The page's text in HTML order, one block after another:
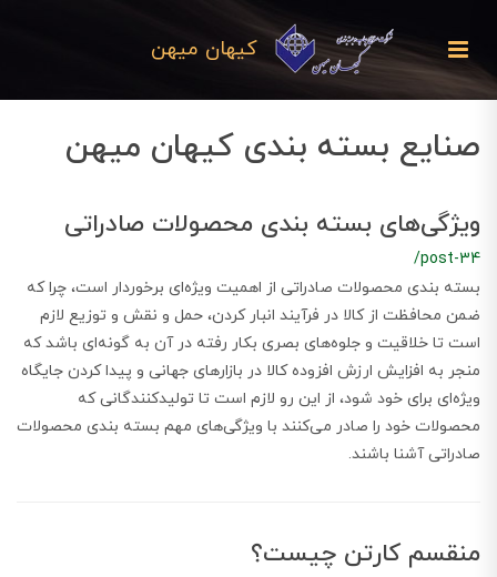
کیهان میهن
صنایع بسته بندی کیهان میهن
ویژگی‌های بسته بندی محصولات صادراتی
/post-34
بسته بندی محصولات صادراتی از اهمیت ویژه‌ای برخوردار است، چرا که
ضمن محافظت از کالا در فرآیند انبار کردن، حمل و نقش و توزیع لازم
است تا خلاقیت و جلوه‌های بصری بکار رفته در آن به گونه‌ای باشد که
منجر به افزایش ارزش افزوده کالا در بازارهای جهانی و پیدا کردن جایگاه
ویژه‌ای برای خود شود، از این رو لازم است تا تولیدکنندگانی که
محصولات خود را صادر می‌کنند با ویژگی‌های مهم بسته بندی محصولات
صادراتی آشنا باشند.
منقسم کارتن چیست؟